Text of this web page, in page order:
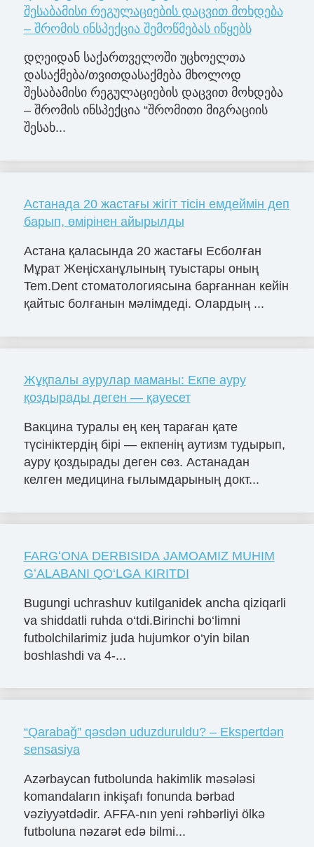
შესაბამისი რეგულაციების დაცვით მოხდება
– შრომის ინსპექცია შემოწმებას იწყებს
დღეიდან საქართველოში უცხოელთა
დასაქმება/თვითდასაქმება მხოლოდ
შესაბამისი რეგულაციების დაცვით მოხდება
– შრომის ინსპექცია “შრომითი მიგრაციის
შესახ...
Астанада 20 жастағы жігіт тісін емдеймін деп
барып, өмірінен айырылды
Астана қаласында 20 жастағы Есболған
Мұрат Жеңісханұлының туыстары оның
Tem.Dent стоматологиясына барғаннан кейін
қайтыс болғанын мәлімдеді. Олардың ...
Жұқпалы аурулар маманы: Екпе ауру
қоздырады деген — қауесет
Вакцина туралы ең кең тараған қате
түсініктердің бірі — екпенің аутизм тудырып,
ауру қоздырады деген сөз. Астанадан
келген медицина ғылымдарының докт...
FARGʻONA DERBISIDA JAMOAMIZ MUHIM
GʻALABANI QO‘LGA KIRITDI
Bugungi uchrashuv kutilganidek ancha qiziqarli
va shiddatli ruhda o‘tdi.Birinchi bo‘limni
futbolchilarimiz juda hujumkor o‘yin bilan
boshlashdi va 4-...
“Qarabağ” qəsdən uduzduruldu? – Ekspertdən
sensasiya
Azərbaycan futbolunda hakimlik məsələsi
komandaların inkişafı fonunda bərbad
vəziyyətdədir. AFFA-nın yeni rəhbərliyi ölkə
futboluna nəzarət edə bilmi...